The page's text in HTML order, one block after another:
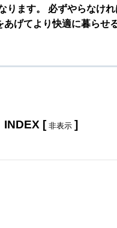
ます。 必ずやらなけ
げてより快適に暮らせ
INDEX [ 非表示 ]